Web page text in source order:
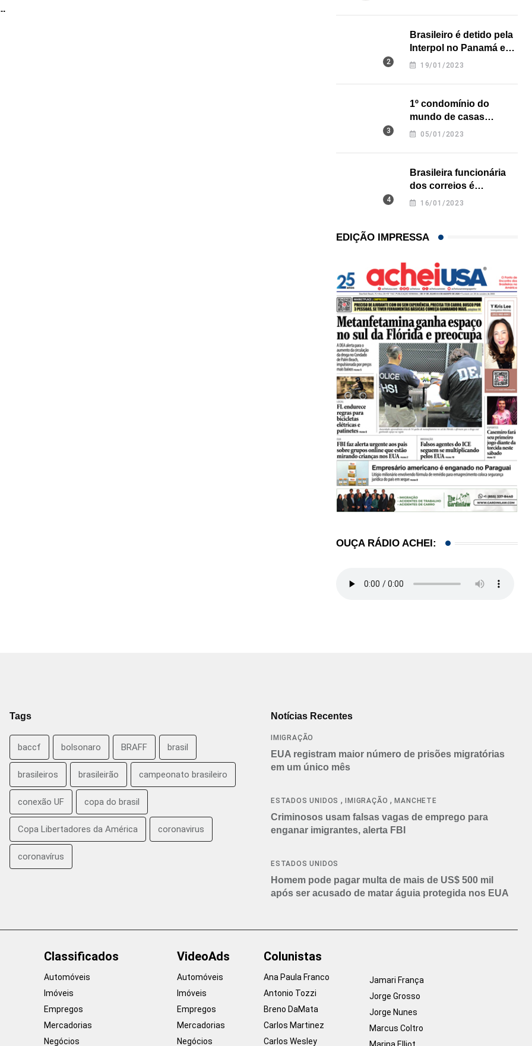
Brasileiro é detido pela
Interpol no Panamá e
pode pegar prisão
19/01/2023
1º condomínio do
mundo de casas
impressas em 3D é
05/01/2023
Brasileira funcionária
dos correios é
assassinada a facadas
16/01/2023
EDIÇÃO IMPRESSA
OUÇA RÁDIO ACHEI:
Tags
baccf bolsonaro BRAFF brasil
brasileiros brasileirão campeonato brasileiro
conexão UF copa do brasil
Copa Libertadores da América coronavirus
coronavírus
Notícias Recentes
IMIGRAÇÃO
EUA registram maior número de prisões migratórias
em um único mês
ESTADOS UNIDOS , IMIGRAÇÃO ,MANCHETE
Criminosos usam falsas vagas de emprego para
enganar imigrantes, alerta FBI
ESTADOS UNIDOS
Homem pode pagar multa de mais de US$ 500 mil
após ser acusado de matar águia protegida nos EUA
Classificados
Automóveis
Imóveis
Empregos
Mercadorias
Negócios
VideoAds
Automóveis
Imóveis
Empregos
Mercadorias
Negócios
Colunistas
Ana Paula Franco
Antonio Tozzi
Breno DaMata
Carlos Martinez
Carlos Wesley
Jamari França
Jorge Grosso
Jorge Nunes
Marcus Coltro